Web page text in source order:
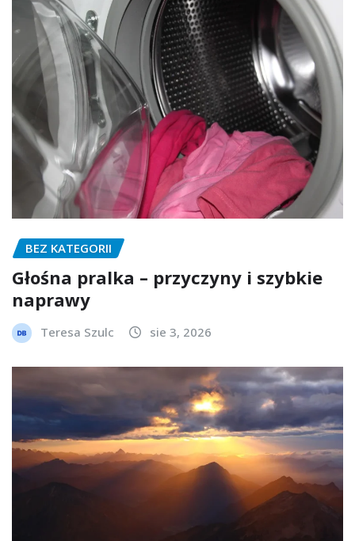
BEZ KATEGORII
Głośna pralka – przyczyny i szybkie
naprawy
Teresa Szulc sie 3, 2026